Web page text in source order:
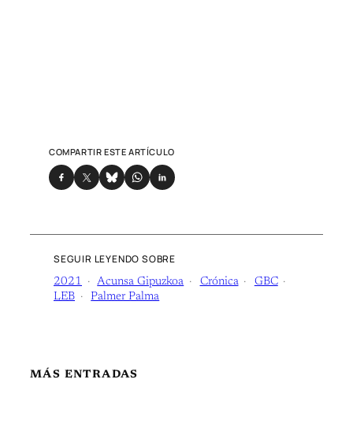
COMPARTIR ESTE ARTÍCULO
SEGUIR LEYENDO SOBRE
2021 Acunsa Gipuzkoa Crónica
GBC
LEB
Palmer Palma
MÁS ENTRADAS